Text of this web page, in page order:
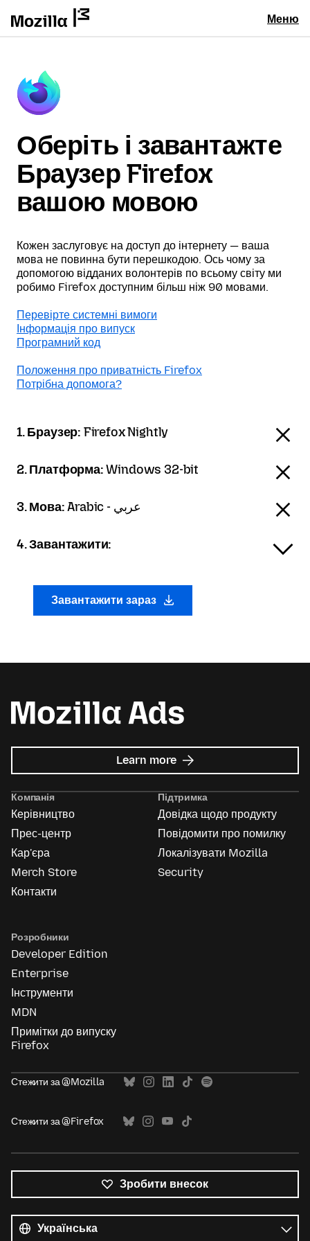
Меню
Оберіть і завантажте
Браузер Firefox
вашою мовою
Кожен заслуговує на доступ до інтернету — ваша
мова не повинна бути перешкодою. Ось чому за
допомогою відданих волонтерів по всьому світу ми
робимо Firefox доступним більш ніж 90 мовами.
Перевірте системні вимоги
Інформація про випуск
Програмний код
Положення про приватність Firefox
Потрібна допомога?
1. Браузер: Firefox Nightly
2. Платформа:Windows 32-bit
3. Мова: Arabic - عربي
4. Завантажити:
Завантажити зараз
Learn more about
Mozilla
Компанія
Керівництво
Прес-центр
Кар'єра
Merch Store
Контакти
Підтримка
Довідка щодо продукту
Повідомити про помилку
Локалізувати Mozilla
Security
Розробники
Developer Edition
Enterprise
Інструменти
MDN
Примітки до випуску
Firefox
Стежити за @Mozilla
Стежити за @Firefox
Зробити внесок
мови
Мова